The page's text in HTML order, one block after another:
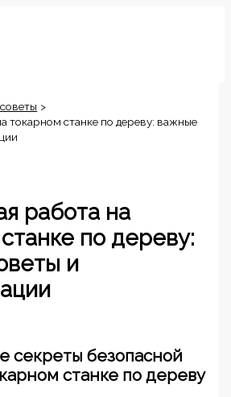
токарном станке по дереву: важные
работа на
по дереву:
и
секреты безопасной
станке по дереву